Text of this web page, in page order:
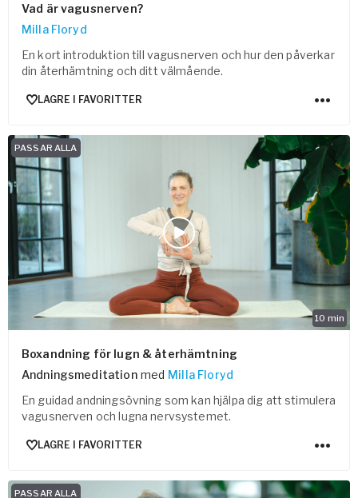
Vad är vagusnerven?
Milla Floryd
En kort introduktion till vagusnerven och hur den påverkar
din återhämtning och ditt välmående.
LAGRE I FAVORITTER
10 min
PASSAR ALLA
Boxandning för lugn & återhämtning
Andningsmeditation med Milla Floryd
En guidad andningsövning som kan hjälpa dig att stimulera
vagusnerven och lugna nervsystemet.
LAGRE I FAVORITTER
PASSAR ALLA